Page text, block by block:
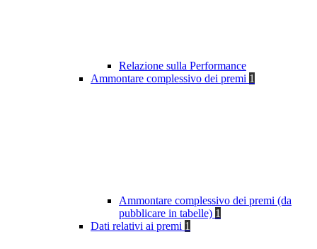
Relazione sulla Performance
Ammontare complessivo dei premi 1
Ammontare complessivo dei premi (da
pubblicare in tabelle) 1
Dati relativi ai premi 1